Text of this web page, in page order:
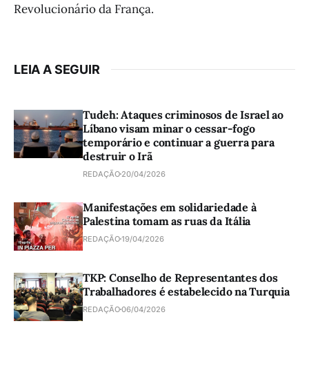
Revolucionário da França.
LEIA A SEGUIR
Tudeh: Ataques criminosos de Israel ao
Líbano visam minar o cessar-fogo
temporário e continuar a guerra para
destruir o Irã
REDAÇÃO 20/04/2026
Manifestações em solidariedade à
Palestina tomam as ruas da Itália
REDAÇÃO19/04/2026
TKP: Conselho de Representantes dos
Trabalhadores é estabelecido na Turquia
REDAÇÃO06/04/2026